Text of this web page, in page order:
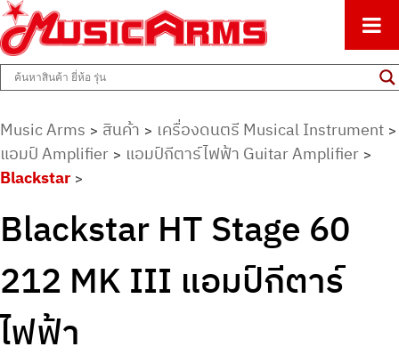
Music Arms
ศูนย์รวมครื่องดนตรีทุกชนิด ตั้งแต่เริ่มต้นถึงมืออาชีพ
Music Arms > สินค้า > เครื่องดนตรี Musical Instrument >
แอมป์ Amplifier > แอมป์กีตาร์ไฟฟ้า Guitar Amplifier >
Blackstar >
Blackstar HT Stage 60
212 MK III แอมป์กีตาร์
ไฟฟ้า